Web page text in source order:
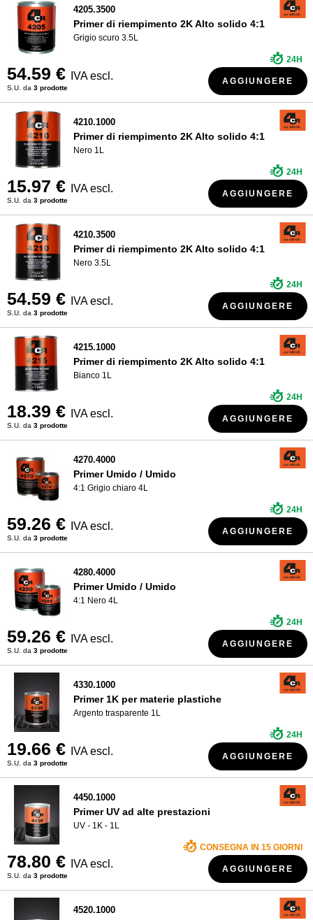
4205.3500
Primer di riempimento 2K Alto solido 4:1
Grigio scuro 3.5L
54.59 € IVA escl.
S.U. da 3 prodotte
24H
AGGIUNGERE
4210.1000
Primer di riempimento 2K Alto solido 4:1
Nero 1L
15.97 € IVA escl.
S.U. da 3 prodotte
24H
AGGIUNGERE
4210.3500
Primer di riempimento 2K Alto solido 4:1
Nero 3.5L
54.59 € IVA escl.
S.U. da 3 prodotte
24H
AGGIUNGERE
4215.1000
Primer di riempimento 2K Alto solido 4:1
Bianco 1L
18.39 € IVA escl.
S.U. da 3 prodotte
24H
AGGIUNGERE
4270.4000
Primer Umido / Umido
4:1 Grigio chiaro 4L
59.26 € IVA escl.
S.U. da 3 prodotte
24H
AGGIUNGERE
4280.4000
Primer Umido / Umido
4:1 Nero 4L
59.26 € IVA escl.
S.U. da 3 prodotte
24H
AGGIUNGERE
4330.1000
Primer 1K per materie plastiche
Argento trasparente 1L
19.66 € IVA escl.
S.U. da 3 prodotte
24H
AGGIUNGERE
4450.1000
Primer UV ad alte prestazioni
UV - 1K - 1L
78.80 € IVA escl.
S.U. da 3 prodotte
CONSEGNA IN 15 GIORNI
AGGIUNGERE
4520.1000